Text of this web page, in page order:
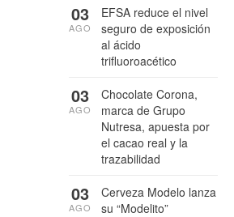
EFSA reduce el nivel
seguro de exposición
al ácido
trifluoroacético
03
AGO
Chocolate Corona,
marca de Grupo
Nutresa, apuesta por
el cacao real y la
trazabilidad
03
AGO
Cerveza Modelo lanza
su “Modelito”
03
AGO